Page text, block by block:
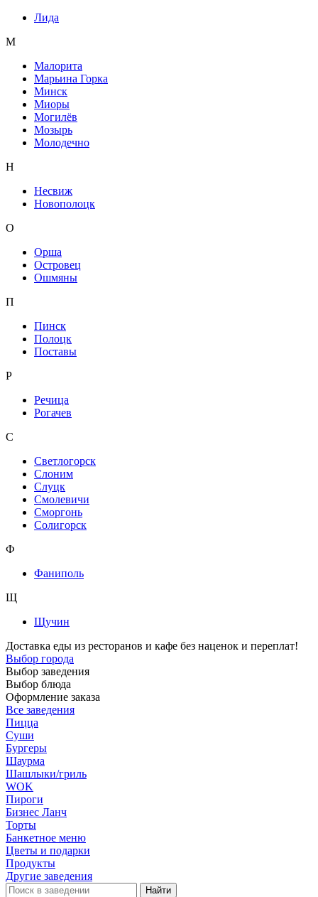
Лида
М
Малорита
Марьина Горка
Минск
Миоры
Могилёв
Мозырь
Молодечно
Н
Несвиж
Новополоцк
О
Орша
Островец
Ошмяны
П
Пинск
Полоцк
Поставы
Р
Речица
Рогачев
С
Светлогорск
Слоним
Слуцк
Смолевичи
Сморгонь
Солигорск
Ф
Фаниполь
Щ
Щучин
Доставка еды из ресторанов и кафе без наценок и переплат!
Выбор города
Выбор заведения
Выбор блюда
Оформление заказа
Все заведения
Пицца
Суши
Бургеры
Шаурма
Шашлыки/гриль
WOK
Пироги
Бизнес Ланч
Торты
Банкетное меню
Цветы и подарки
Продукты
Другие заведения